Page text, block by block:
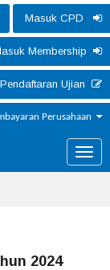
Masuk CPD
Membership
Pendaftaran Ujian
Perusahaan
Toggle
2024